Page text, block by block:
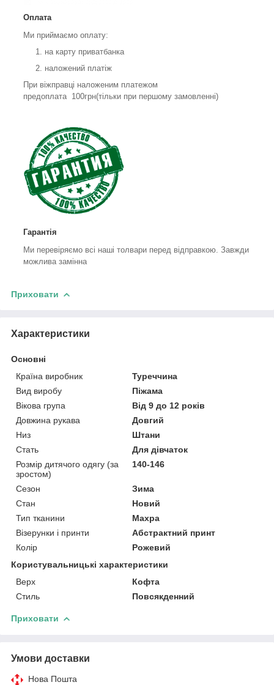
Оплата
Ми приймаємо оплату:
на карту приватбанка
наложений платіж
При віжправці наложеним платежом
предоплата 100грн(тільки при першому замовленні)
Гарантія
Ми перевіряємо всі наші толвари перед відправкою. Завжди
можлива замінна
Приховати
Характеристики
Основні
Країна виробник
Туреччина
Вид виробу
Піжама
Вікова група
Від 9 до 12 років
Довжина рукава
Довгий
Низ
Штани
Стать
Для дівчаток
Розмір дитячого одягу (за
зростом)
140-146
Сезон
Зима
Стан
Новий
Тип тканини
Махра
Візерунки і принти
Абстрактний принт
Колір
Рожевий
Користувальницькі характеристики
Верх
Кофта
Стиль
Повсякденний
Приховати
Умови доставки
Нова Пошта